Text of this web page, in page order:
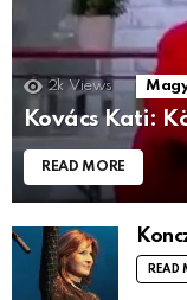
2k Views
Kovács Kati:
READ MORE
READ